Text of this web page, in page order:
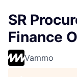
SR
Finance
Vammo